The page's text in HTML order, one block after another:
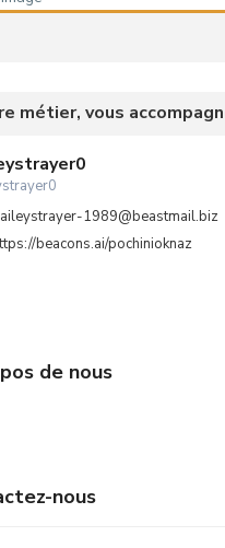
métier, vous
1989@beastmail.biz
beacons.ai/pochinioknaz
de nous
nous